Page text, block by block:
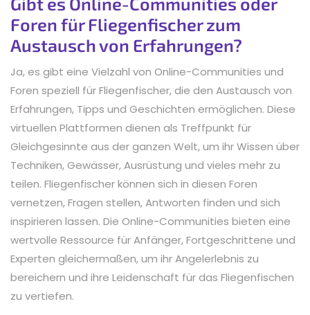
Foren für Fliegenfischer zum
Austausch von Erfahrungen?
Ja, es gibt eine Vielzahl von Online-Communities und
Foren speziell für Fliegenfischer, die den Austausch von
Erfahrungen, Tipps und Geschichten ermöglichen. Diese
virtuellen Plattformen dienen als Treffpunkt für
Gleichgesinnte aus der ganzen Welt, um ihr Wissen über
Techniken, Gewässer, Ausrüstung und vieles mehr zu
teilen. Fliegenfischer können sich in diesen Foren
vernetzen, Fragen stellen, Antworten finden und sich
inspirieren lassen. Die Online-Communities bieten eine
wertvolle Ressource für Anfänger, Fortgeschrittene und
Experten gleichermaßen, um ihr Angelerlebnis zu
bereichern und ihre Leidenschaft für das Fliegenfischen
zu vertiefen.